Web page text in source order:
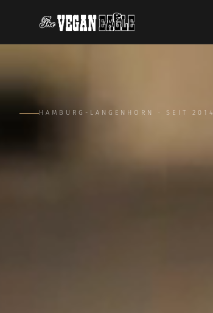
HAMBURG-LANGENHORN · SEIT 2014